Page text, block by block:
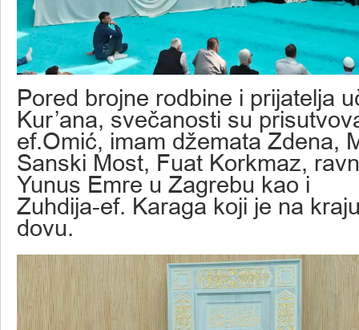
Pored brojne rodbine i prijatelja
Kur’ana, svečanosti su
ef.Omić, imam džemata Zdena,
Sanski Most, Fuat Korkmaz,
Yunus Emre u Zagrebu kao i
Zuhdija-ef. Karaga koji je na
dovu.